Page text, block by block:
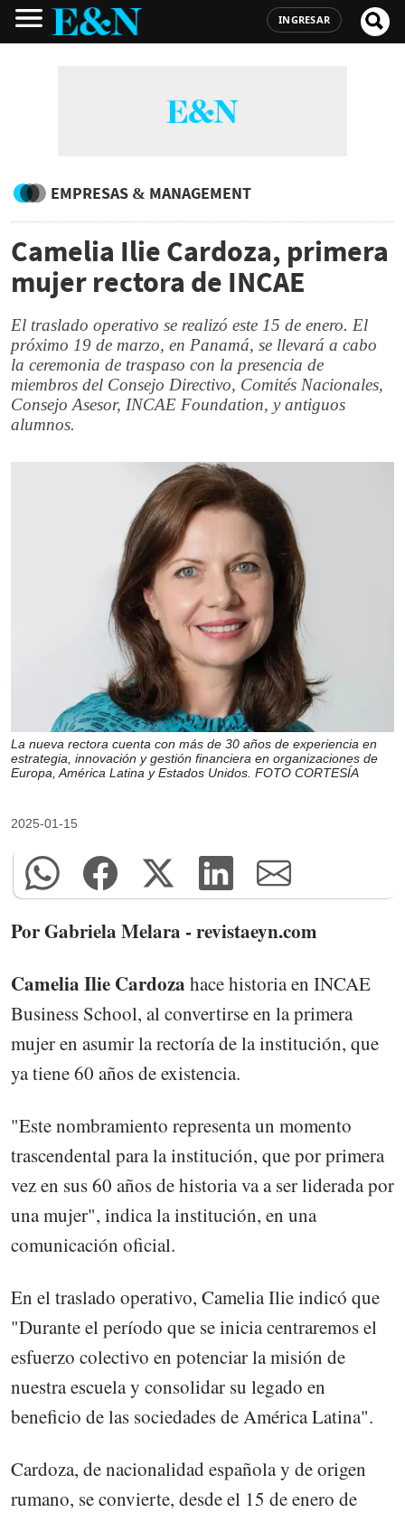
INGRESAR
EMPRESAS & MANAGEMENT
Camelia Ilie Cardoza, primera
mujer rectora de INCAE
El traslado operativo se realizó este 15 de enero. El
próximo 19 de marzo, en Panamá, se llevará a cabo
la ceremonia de traspaso con la presencia de
miembros del Consejo Directivo, Comités Nacionales,
Consejo Asesor, INCAE Foundation, y antiguos
alumnos.
La nueva rectora cuenta con más de 30 años de experiencia en
estrategia, innovación y gestión financiera en organizaciones de
Europa, América Latina y Estados Unidos. FOTO CORTESÍA
2025-01-15
Por Gabriela Melara - revistaeyn.com
Camelia Ilie Cardoza hace historia en INCAE
Business School, al convertirse en la primera
mujer en asumir la rectoría de la institución, que
ya tiene 60 años de existencia.
"Este nombramiento representa un momento
trascendental para la institución, que por primera
vez en sus 60 años de historia va a ser liderada por
una mujer", indica la institución, en una
comunicación oficial.
En el traslado operativo, Camelia Ilie indicó que
"Durante el período que se inicia centraremos el
esfuerzo colectivo en potenciar la misión de
nuestra escuela y consolidar su legado en
beneficio de las sociedades de América Latina".
Cardoza, de nacionalidad española y de origen
rumano, se convierte, desde el 15 de enero de